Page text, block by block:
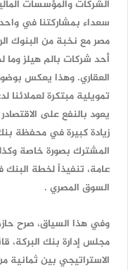
الشركات والمؤسسات
سعداء بمشاركتنا في
مصر مع نخبة من البنوك
أحد شركات بالم هيلز وما
العقاري. وهذا يعكس
تمويلية مبتكرة
زيادة كبيرة في محفظة
المشترك بصورة خاصة
عامة، تنفيذاً لخطة
السوق المصري .
وفي هذا السياق، صرح
مجلس إدارة بنك البركة،
الاستراتيجي بين ثمانية